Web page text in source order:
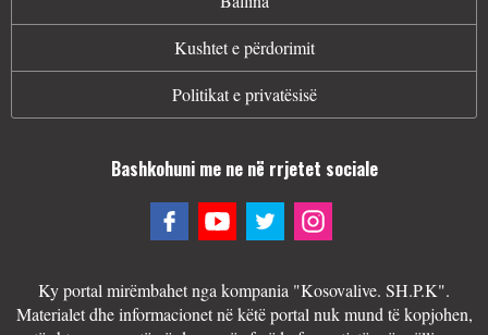
Kushtet e përdorimit
Politikat e privatësisë
Bashkohuni me ne në rrjetet sociale
Ky portal mirëmbahet nga kompania "Kosovalive. SH.P.K".
Materialet dhe informacionet në këtë portal nuk mund të kopjohen,